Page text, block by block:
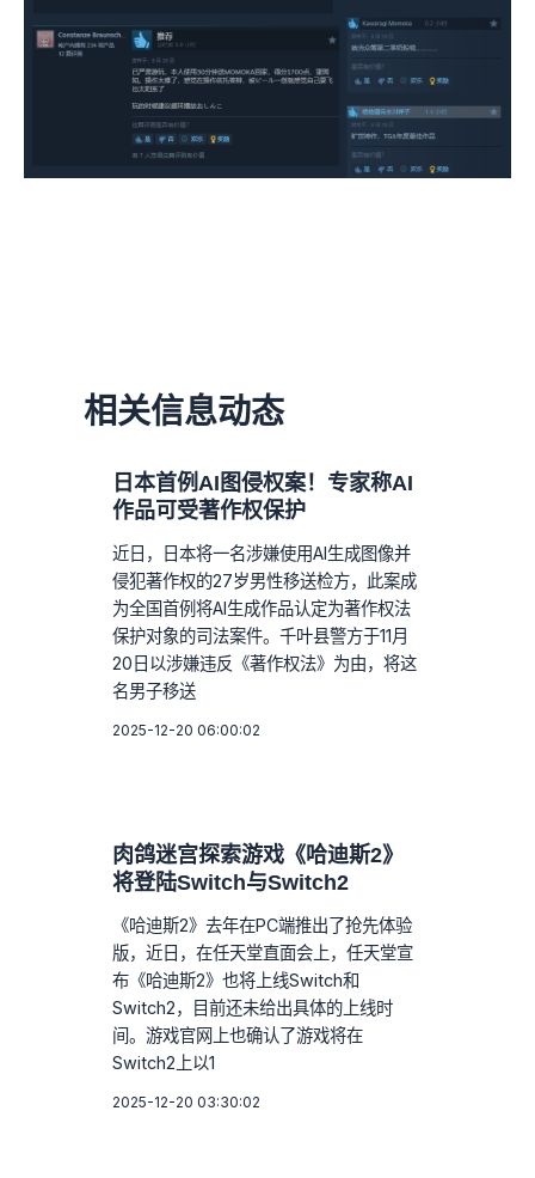
相关信息动态
日本首例AI图侵权案！专家称AI
作品可受著作权保护
近日，日本将一名涉嫌使用AI生成图像并
侵犯著作权的27岁男性移送检方，此案成
为全国首例将AI生成作品认定为著作权法
保护对象的司法案件。千叶县警方于11月
20日以涉嫌违反《著作权法》为由，将这
名男子移送
2025-12-20 06:00:02
肉鸽迷宫探索游戏《哈迪斯2》
将登陆Switch与Switch2
《哈迪斯2》去年在PC端推出了抢先体验
版，近日，在任天堂直面会上，任天堂宣
布《哈迪斯2》也将上线Switch和
Switch2，目前还未给出具体的上线时
间。游戏官网上也确认了游戏将在
Switch2上以1
2025-12-20 03:30:02